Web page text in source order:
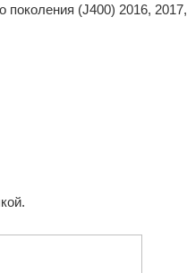
(J400) 2016, 2017,